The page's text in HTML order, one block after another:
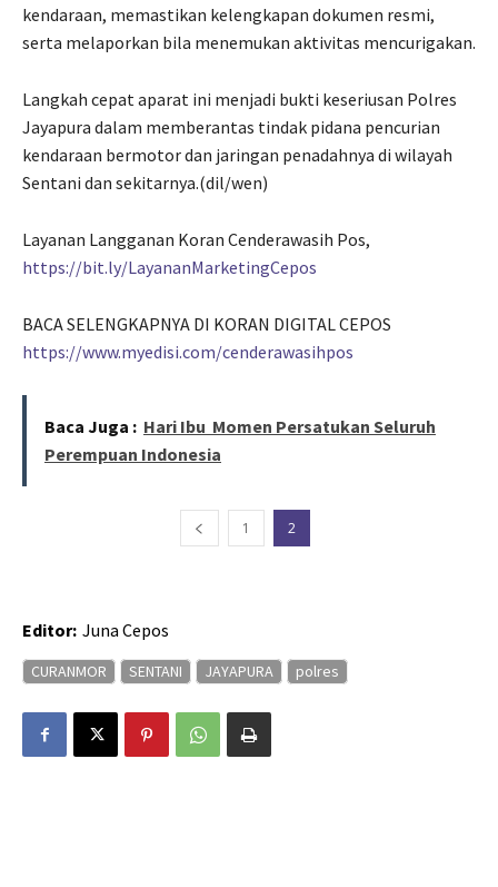
kendaraan, memastikan kelengkapan dokumen resmi,
serta melaporkan bila menemukan aktivitas mencurigakan.
Langkah cepat aparat ini menjadi bukti keseriusan Polres
Jayapura dalam memberantas tindak pidana pencurian
kendaraan bermotor dan jaringan penadahnya di wilayah
Sentani dan sekitarnya.(dil/wen)
Layanan Langganan Koran Cenderawasih Pos,
https://bit.ly/LayananMarketingCepos
BACA SELENGKAPNYA DI KORAN DIGITAL CEPOS
https://www.myedisi.com/cenderawasihpos
Baca Juga : Hari Ibu Momen Persatukan Seluruh
Perempuan Indonesia
1 2
Editor: Juna Cepos
CURANMOR SENTANI JAYAPURA polres